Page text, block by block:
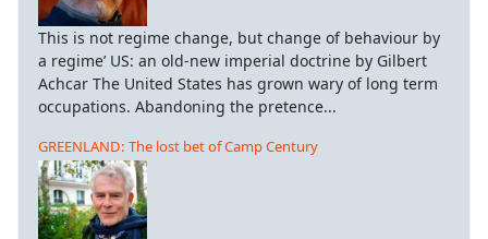
This is not regime change, but change of behaviour by
a regime’ US: an old-new imperial doctrine by Gilbert
Achcar The United States has grown wary of long term
occupations. Abandoning the pretence...
GREENLAND: The lost bet of Camp Century